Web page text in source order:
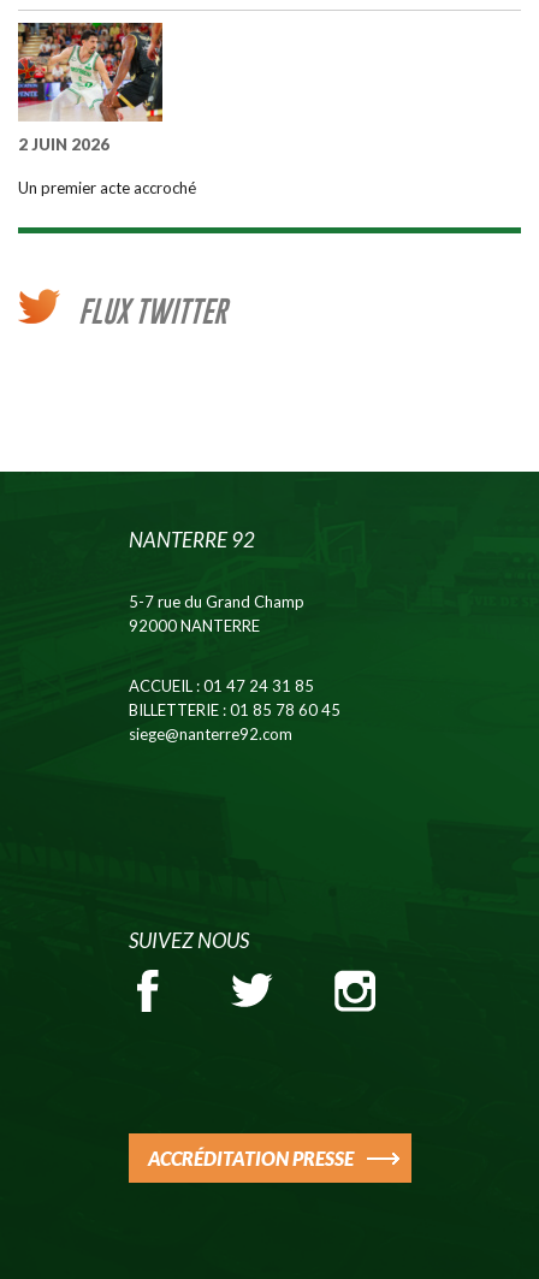
2 JUIN 2026
Un premier acte accroché
FLUX TWITTER
NANTERRE 92
5-7 rue du Grand Champ
92000 NANTERRE
ACCUEIL: 01 47 24 31 85
BILLETTERIE: 01 85 78 60 45
siege@nanterre92.com
SUIVEZ NOUS
ACCRÉDITATION PRESSE